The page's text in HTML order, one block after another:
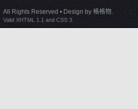
All Rights Reserved • Design by 格格物.
Valid XHTML 1.1 and CSS 3.